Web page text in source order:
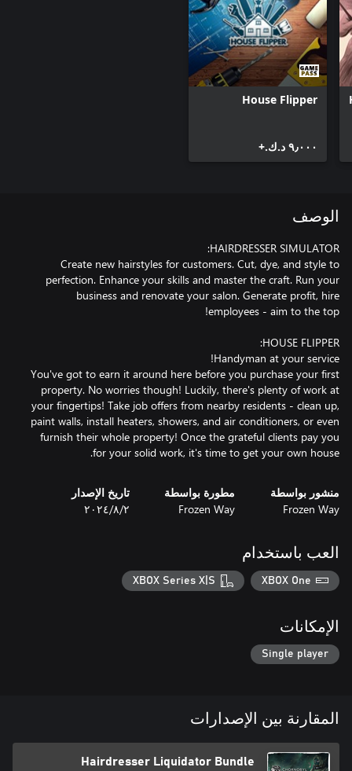
House Flipper
٩٫٠٠٠ د.ك.‏+
الوصف
Create new hairstyles for customers. Cut, dye, and style to
perfection. Enhance your skills and master the craft. Run your
business and renovate your salon. Generate profit, hire
You've got to earn it around here before you purchase your first
property. No worries though! Luckily, there's plenty of work at
your fingertips! Take job offers from nearby residents - clean up,
paint walls, install heaters, showers, and air conditioners, or even
furnish their whole property! Once the grateful clients pay you
for your solid work, it's time to get your own house.
منشور بواسطة
Frozen Way
مطورة بواسطة
Frozen Way
تاريخ الإصدار
٢‏/٨‏/٢٠٢٤
العب باستخدام
XBOX One
XBOX Series X|S
الإمكانات
Single player
المقارنة بين الإصدارات
Hairdresser Liquidator Bundle